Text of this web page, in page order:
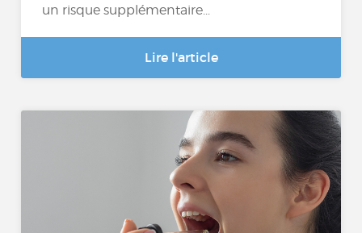
un risque supplémentaire...
Lire l'article